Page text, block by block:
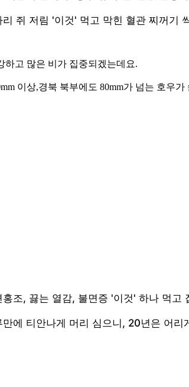
하고 많은 비가 집중되겠는데요.
이상,경북 북부에도 80mm가 넘는 호우